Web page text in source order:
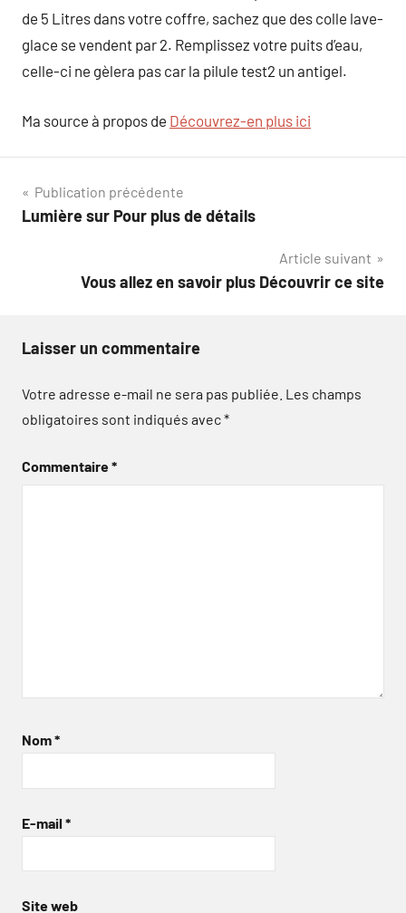
de 5 Litres dans votre coffre, sachez que des colle lave-
glace se vendent par 2. Remplissez votre puits d’eau,
celle-ci ne gèlera pas car la pilule test2 un antigel.
Ma source à propos de Découvrez-en plus ici
Navigation
de
Publication précédente
Lumière sur Pour plus de détails
Article suivant
Vous allez en savoir plus Découvrir ce site
Laisser un commentaire
Votre adresse e-mail ne sera pas publiée. Les champs
obligatoires sont indiqués avec*
Commentaire*
Nom*
E-mail *
Site web